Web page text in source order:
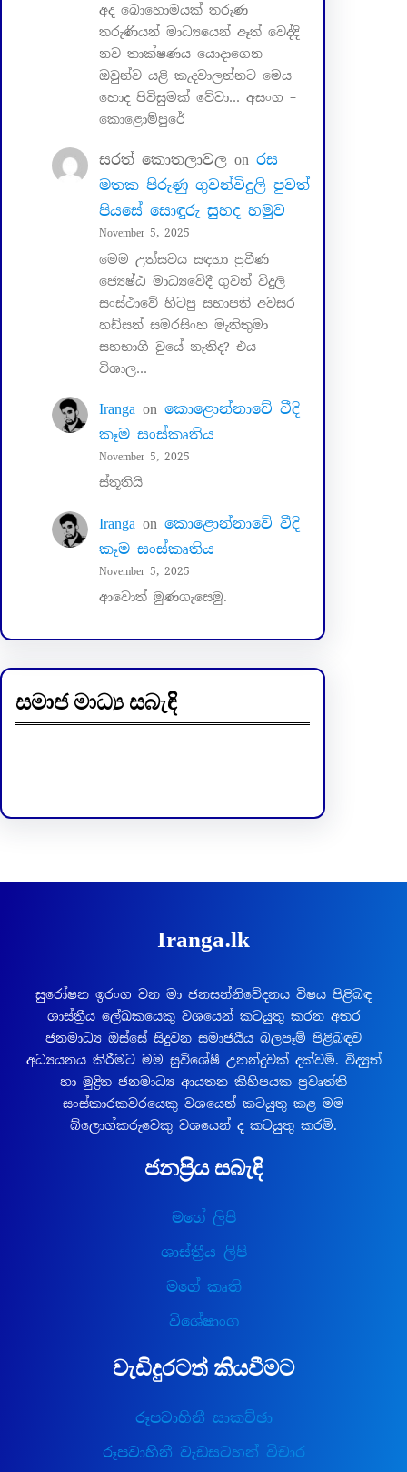
අද බොහොමයක් තරුණ
තරුණියන් මාධ්‍යයෙන් ඈත් වෙද්දි
නව තාක්ෂණය යොදාගෙන
ඔවුන්ව යළි කැදවාලන්නට මෙය
හොද පිවිසුමක් වේවා… අසංග –
කොළොම්පුරේ
සරත් කොතලාවල on රස
මතක පිරුණු ගුවන්විදුලි පුවත්
පියසේ සොඳුරු සුහද හමුව
November 5, 2025
මෙම උත්සවය සඳහා ප්‍රවීණ
ජ්‍යෙෂ්ඨ මාධ්‍යවේදී ගුවන් විදුලි
සංස්ථාවේ හිටපු සභාපති අවසර
හඩ්සන් සමරසිංහ මැතිතුමා
සහභාගී වුයේ නැතිද? එය
විශාල…
Iranga on කොළොන්නාවේ වීදි
කෑම සංස්කෘතිය
November 5, 2025
ස්තූතියි
Iranga on කොළොන්නාවේ වීදි
කෑම සංස්කෘතිය
November 5, 2025
ආවොත් මුණගැසෙමු.
සමාජ මාධ්‍ය සබැඳි
Iranga.lk
සුරෝෂන ඉරංග වන මා ජනසන්නිවේදනය විෂය පිළිබඳ
ශාස්ත්‍රීය ලේඛකයෙකු වශයෙන් කටයුතු කරන අතර
ජනමාධ්‍ය ඔස්සේ සිදුවන සමාජයීය බලපෑම් පිළිබඳව
අධ්‍යයනය කිරීමට මම සුවිශේෂී උනන්දුවක් දක්වමි. විද්‍යුත්
හා මුද්‍රිත ජනමාධ්‍ය ආයතන කිහිපයක ප්‍රවෘත්ති
සංස්කාරකවරයෙකු වශයෙන් කටයුතු කළ මම
බ්ලොග්කරුවෙකු වශයෙන් ද කටයුතු කරමි.
ජනප්‍රිය සබැඳි
මගේ ලිපි
ශාස්ත්‍රීය ලිපි
මගේ කෘති
විශේෂාංග
වැඩිදුරටත් කියවීමට
රූපවාහිනී සාකච්ඡා
රූපවාහිනී වැඩසටහන් විචාර